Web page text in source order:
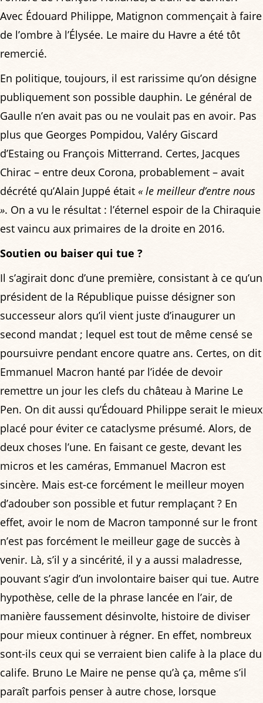
Avec Édouard Philippe, Matignon commençait à faire
de l’ombre à l’Élysée. Le maire du Havre a été tôt
remercié.
En politique, toujours, il est rarissime qu’on désigne
publiquement son possible dauphin. Le général de
Gaulle n’en avait pas ou ne voulait pas en avoir. Pas
plus que Georges Pompidou, Valéry Giscard
d’Estaing ou François Mitterrand. Certes, Jacques
Chirac – entre deux Corona, probablement – avait
décrété qu’Alain Juppé était « le meilleur d’entre nous
». On a vu le résultat : l’éternel espoir de la Chiraquie
est vaincu aux primaires de la droite en 2016.
Soutien ou baiser qui tue ?
Il s’agirait donc d’une première, consistant à ce qu’un
président de la République puisse désigner son
successeur alors qu’il vient juste d’inaugurer un
second mandat ; lequel est tout de même censé se
poursuivre pendant encore quatre ans. Certes, on dit
Emmanuel Macron hanté par l’idée de devoir
remettre un jour les clefs du château à Marine Le
Pen. On dit aussi qu’Édouard Philippe serait le mieux
placé pour éviter ce cataclysme présumé. Alors, de
deux choses l’une. En faisant ce geste, devant les
micros et les caméras, Emmanuel Macron est
sincère. Mais est-ce forcément le meilleur moyen
d’adouber son possible et futur remplaçant ? En
effet, avoir le nom de Macron tamponné sur le front
n’est pas forcément le meilleur gage de succès à
venir. Là, s’il y a sincérité, il y a aussi maladresse,
pouvant s’agir d’un involontaire baiser qui tue. Autre
hypothèse, celle de la phrase lancée en l’air, de
manière faussement désinvolte, histoire de diviser
pour mieux continuer à régner. En effet, nombreux
sont-ils ceux qui se verraient bien calife à la place du
calife. Bruno Le Maire ne pense qu’à ça, même s’il
paraît parfois penser à autre chose, lorsque